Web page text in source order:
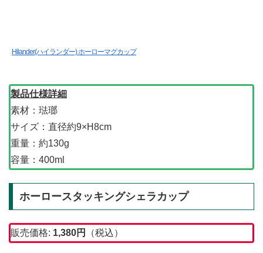
Hilander(ハイランダー) ホーローマグカップ
製品仕様詳細
素材：琺瑯
サイズ：直径約9×H8cm
重量：約130g
容量：400ml
ホーロースタッキングシェラカップ
販売価格: 1,380円 （税込）